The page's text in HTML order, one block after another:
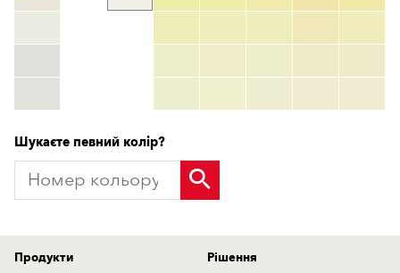
color_name
HEX:hex_code
TSR:tsr_code
Детальніше
Шукаєте певний колір?
Продукти
Рішення